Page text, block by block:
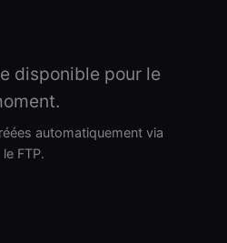
disponible pour le
automatiquement via
le FTP.